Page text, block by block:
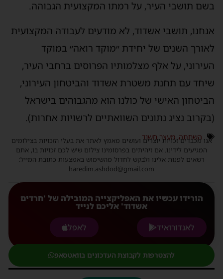
בשם תושבי העיר, על רמתו המקצועית הגבוהה.
אנחנו, תושבי אשדוד, לא מודעים לעבודה המקצועית
לאורך השנים של יחידת ״מוקד רואה״ במוקד
העירוני, על אלף מצלמותיו הפרוסים ברחבי העיר,
שיחד עם תחנת משטרת אשדוד והביטחון העירוני,
הביטחון האישי של כולנו הוא מהגבוהים בישראל
(בקרוב נציג נתונים השוואתיים לרשויות אחרות).
השחתה,מעצר חשוד
אנו מכבדים זכויות יוצרים ועושים מאמץ לאתר את בעלי הזכויות בצילומים
המגיעים לידינו. אם זיהיתים בפרסומינו צילום שיש לכם זכויות בו, אתם
רשאים לפנות אלינו ולבקש לחדול מהשימוש באמצעות כתובת המייל:
haredim.ashdod@gmail.com
הורידו עכשיו את האפליקצייה המובילה של 'חרדים
אשדוד' אליכם לנייד
לאנדורואיד
לאפל
להצטרפות לקבוצת העדכונים בוואטסאפ